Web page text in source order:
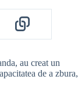
au creat un
de a zbura,